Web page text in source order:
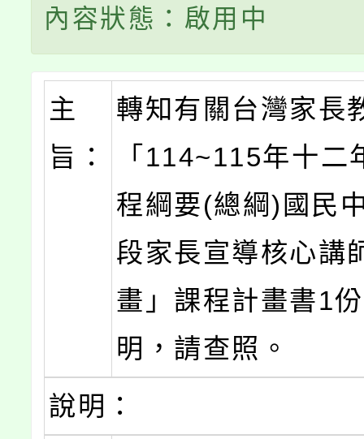
內容狀態：啟用中
主
旨：
轉知有關台灣家長
「114~115年十二
程綱要(總綱)國民
段家長宣導核心講
畫」課程計畫書1
明，請查照。
說明：